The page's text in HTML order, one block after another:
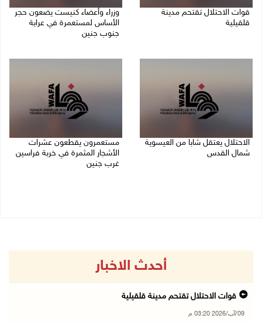
قوات الاحتلال تقتحم مدينة
قلقيلية
وزراء وأعضاء كنيست يضعون حجر
الأساس لمستعمرة في عرابة
جنوب جنين
الاحتلال يعتقل شابا من العيسوية
شمال القدس
مستعمرون يقطعون عشرات
الأشجار المثمرة في خربة فراسين
غرب جنين
أحدث الاخبار
قوات الاحتلال تقتحم مدينة قلقيلية
09/آب/2026 03:20 م